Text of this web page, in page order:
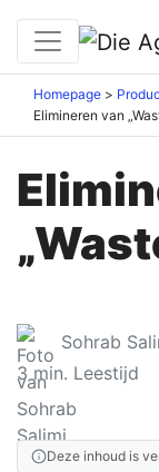
Homepage
Elimineren van
Sohrab
3min. Leestijd
Deze inhoud is